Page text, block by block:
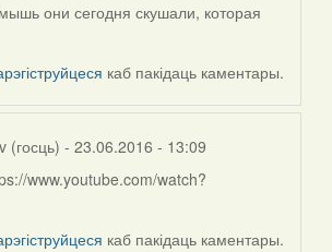
они сегодня скушали, которая
каб пакідаць каментары.
(госць) - 23.06.2016 - 13:09
www.youtube.com/watch?
каб пакідаць каментары.